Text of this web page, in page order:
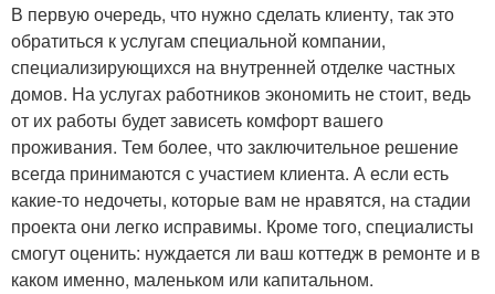
В первую очередь, что нужно сделать клиенту, так это
обратиться к услугам специальной компании,
специализирующихся на внутренней отделке частных
домов. На услугах работников экономить не стоит, ведь
от их работы будет зависеть комфорт вашего
проживания. Тем более, что заключительное решение
всегда принимаются с участием клиента. А если есть
какие-то недочеты, которые вам не нравятся, на стадии
проекта они легко исправимы. Кроме того, специалисты
смогут оценить: нуждается ли ваш коттедж в ремонте и в
каком именно, маленьком или капитальном.